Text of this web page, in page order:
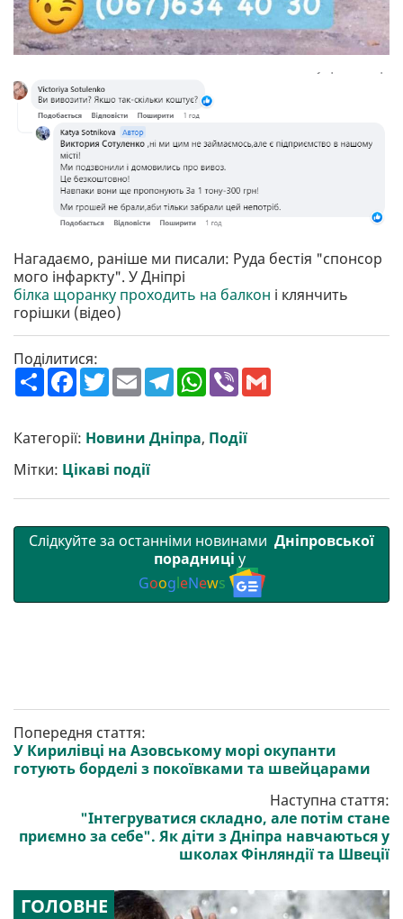
Нагадаємо, раніше ми писали: Руда бестія "спонсор
мого інфаркту". У Дніпрі
білка щоранку проходить на балкон і клянчить
горішки (відео)
Поділитися:
П
о
р
и
и
F
a
b
o
o
k
T
w
t
e
E
m
l
T
e
g
r
W
h
s
A
V
r
Категорії: Новини Дніпра, Події
Мітки: Цікаві події
Слідкуйте за останніми новинами Дніпровської
порадниці у
GoogleNews
Попередня стаття:
У Кирилівці на Азовському морі окупанти
готують борделі з покоївками та швейцарами
Наступна стаття:
"Інтегруватися складно, але потім стане
приємно за себе". Як діти з Дніпра навчаються у
школах Фінляндії та Швеції
ГОЛОВНЕ